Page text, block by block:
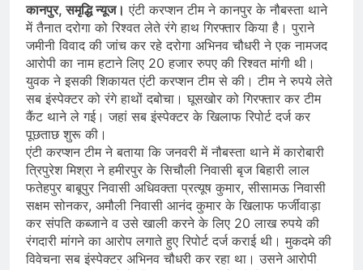
कानपुर, समृद्धि न्यूज। एंटी करप्शन टीम ने कानपुर के नौबस्ता थाने
में तैनात दरोगा को रिश्वत लेते रंगे हाथ गिरफ्तार किया है। पुराने
जमीनी विवाद की जांच कर रहे दरोगा अभिनव चौधरी ने एक नामजद
आरोपी का नाम हटाने लिए 20 हजार रुपए की रिश्वत मांगी थी।
युवक ने इसकी शिकायत एंटी करप्शन टीम से की। टीम ने रुपये लेते
सब इंस्पेक्टर को रंगे हाथों दबोचा। घूसखोर को गिरफ्तार कर टीम
कैंट थाने ले गई। जहां सब इंस्पेक्टर के खिलाफ रिपोर्ट दर्ज कर
पूछताछ शुरू की।
एंटी करप्शन टीम ने बताया कि जनवरी में नौबस्ता थाने में कारोबारी
त्रिपुरेश मिश्रा ने हमीरपुर के सिचौली निवासी बृज बिहारी लाल
फतेहपुर बाबूपुर निवासी अधिवक्ता प्रत्यूष कुमार, सीसामऊ निवासी
सक्षम सोनकर, अमौली निवासी आनंद कुमार के खिलाफ फर्जीवाड़ा
कर संपति कब्जाने व उसे खाली करने के लिए 20 लाख रुपये की
रंगदारी मांगने का आरोप लगाते हुए रिपोर्ट दर्ज कराई थी। मुकदमे की
विवेचना सब इंस्पेक्टर अभिनव चौधरी कर रहा था। उसने आरोपी